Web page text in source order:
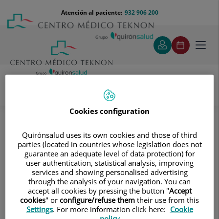
contenido
Menú
teléfono
cabecera
932 906 200
Atención al paciente:
Conoce a nuestros Equipos
Conoce a nuestros Equipos
La Unidad de Síndromes de
Sensibilización Central está
constituida por un equipo de
profesionales dedicados
exclusivamente al estudio y
Cookies configuration
Quirónsalud uses its own cookies and those of third
parties (located in countries whose legislation does not
guarantee an adequate level of data protection) for
user authentication, statistical analysis, improving
services and showing personalised advertising
through the analysis of your navigation. You can
accept all cookies by pressing the button "Accept
cookies" or configure/refuse them their use from this
Settings. For more information click here: Cookie